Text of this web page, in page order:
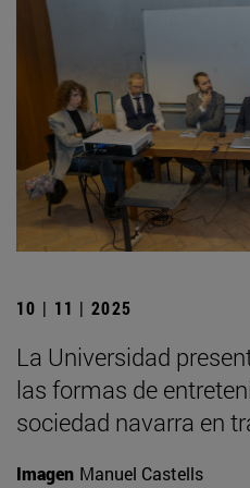
10 | 11 | 2025
La Universidad
las formas de
sociedad navarra en
Imagen Manuel Castells